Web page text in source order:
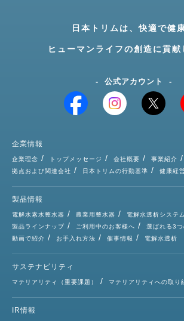
日本トリムは、快適で健
ヒューマンライフの創造に貢献
公式アカウント
企業情報
企業理念 トップメッセージ 会社概要 事業紹介
拠点および関連会社
日本トリムの行動基準 健康経
製品情報
電解水素水整水器 農業用整水器 電解水透析システム
製品ラインナップ
ご利用中のお客様へ 選ばれる3つ
動画で紹介
お手入れ方法 催事情報 電解水透析
サステナビリティ
マテリアリティ（重要課題） マテリアリティへの取り
IR情報